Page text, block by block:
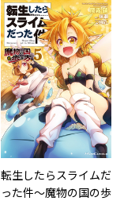
転生したらスライムだ
った件～魔物の国の歩